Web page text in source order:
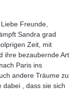
Freunde,
Sandra grad
Zeit, mit
ihre bezaubernde Art
Paris ins
andere Träume zu
dabei , dass sie sich